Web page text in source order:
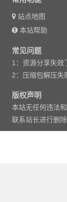
站点地图
本站帮助
常见问题
1：资源分享失效
2：压缩包解压失
版权声明
本站无任何违法
联系站长进行删